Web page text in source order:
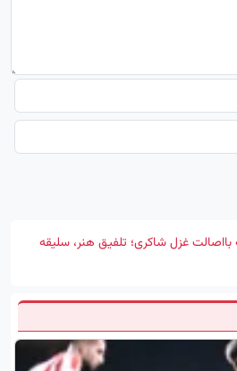
بااصالت غزل شاکری؛ تلفیق هنر، سلیقه